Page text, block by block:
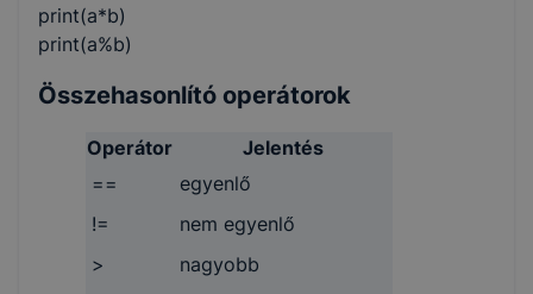
print(a*b)
print(a%b)
Összehasonlító operátorok
Operátor
Jelentés
==
egyenlő
!=
nem egyenlő
>
nagyobb